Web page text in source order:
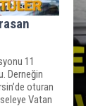
11
Derneğin
oturan
Vatan